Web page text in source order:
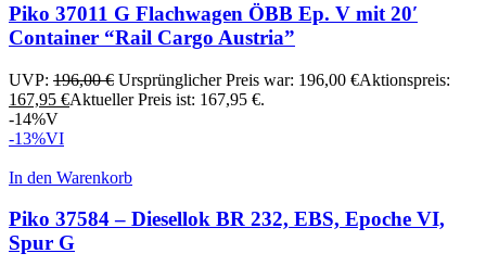
Piko 37011 G Flachwagen ÖBB Ep. V mit 20′
Container “Rail Cargo Austria”
UVP: 196,00€ Ursprünglicher Preis war: 196,00 €Aktionspreis:
167,95 €Aktueller Preis ist: 167,95 €.
-14%V
-13%VI
In den Warenkorb
Piko 37584 – Diesellok BR 232, EBS, Epoche VI,
Spur G